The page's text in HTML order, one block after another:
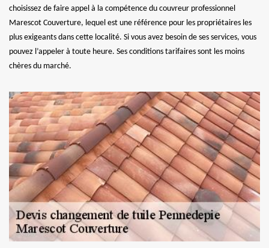
choisissez de faire appel à la compétence du couvreur professionnel
Marescot Couverture, lequel est une référence pour les propriétaires les
plus exigeants dans cette localité. Si vous avez besoin de ses services, vous
pouvez l’appeler à toute heure. Ses conditions tarifaires sont les moins
chères du marché.